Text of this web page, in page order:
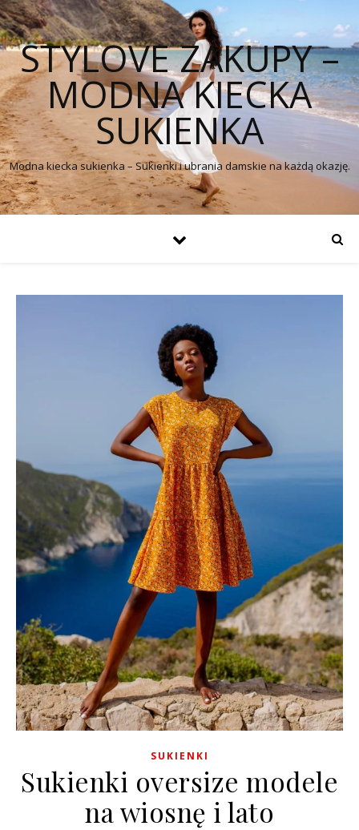
STYLOVE ZAKUPY –
MODNA KIECKA
SUKIENKA
Modna kiecka sukienka – Sukienki i ubrania damskie na każdą okazję.
SUKIENKI
Sukienki oversize modele
na wiosnę i lato